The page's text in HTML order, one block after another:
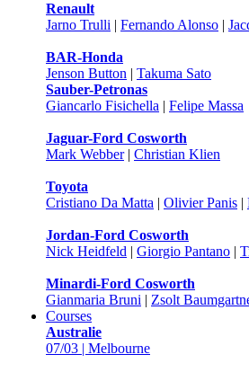
Renault
Jarno Trulli | Fernando Alonso |
BAR-Honda
Jenson Button | Takuma Sato
Sauber-Petronas
Giancarlo Fisichella | Felipe Massa
Jaguar-Ford Cosworth
Mark Webber| Christian Klien
Toyota
Cristiano Da Matta | Olivier Panis |
Jordan-Ford Cosworth
Nick Heidfeld | Giorgio Pantano |
Minardi-Ford Cosworth
Gianmaria Bruni | Zsolt
Courses
Australie
07/03 | Melbourne